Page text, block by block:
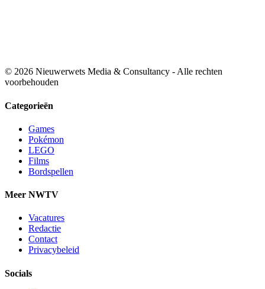
© 2026 Nieuwerwets Media & Consultancy - Alle rechten
voorbehouden
Categorieën
Games
Pokémon
LEGO
Films
Bordspellen
Meer NWTV
Vacatures
Redactie
Contact
Privacybeleid
Socials